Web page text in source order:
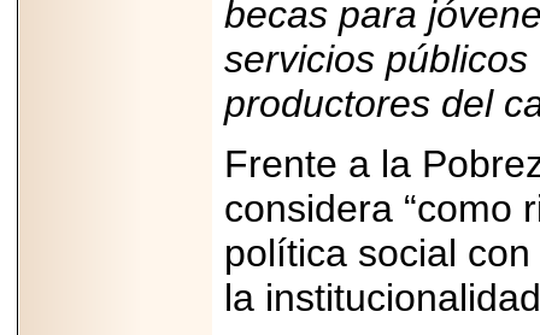
becas para
servicios
productores del
Frente a la
considera “como
política social
la